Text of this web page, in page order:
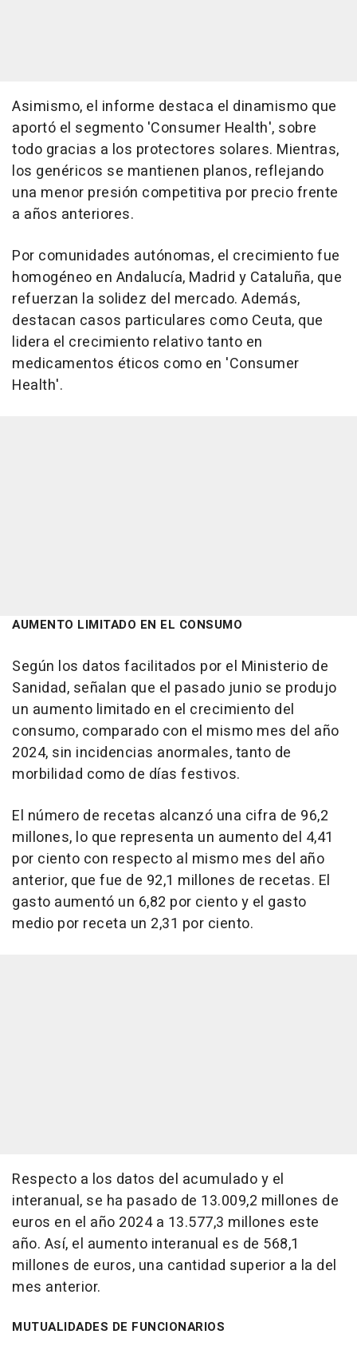
Asimismo, el informe destaca el dinamismo que
aportó el segmento 'Consumer Health', sobre
todo gracias a los protectores solares. Mientras,
los genéricos se mantienen planos, reflejando
una menor presión competitiva por precio frente
a años anteriores.
Por comunidades autónomas, el crecimiento fue
homogéneo en Andalucía, Madrid y Cataluña, que
refuerzan la solidez del mercado. Además,
destacan casos particulares como Ceuta, que
lidera el crecimiento relativo tanto en
medicamentos éticos como en 'Consumer
Health'.
AUMENTO LIMITADO EN EL CONSUMO
Según los datos facilitados por el Ministerio de
Sanidad, señalan que el pasado junio se produjo
un aumento limitado en el crecimiento del
consumo, comparado con el mismo mes del año
2024, sin incidencias anormales, tanto de
morbilidad como de días festivos.
El número de recetas alcanzó una cifra de 96,2
millones, lo que representa un aumento del 4,41
por ciento con respecto al mismo mes del año
anterior, que fue de 92,1 millones de recetas. El
gasto aumentó un 6,82 por ciento y el gasto
medio por receta un 2,31 por ciento.
Respecto a los datos del acumulado y el
interanual, se ha pasado de 13.009,2 millones de
euros en el año 2024 a 13.577,3 millones este
año. Así, el aumento interanual es de 568,1
millones de euros, una cantidad superior a la del
mes anterior.
MUTUALIDADES DE FUNCIONARIOS